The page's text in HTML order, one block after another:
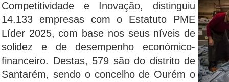
Competitividade e Inovação, distinguiu
14.133 empresas com o Estatuto PME
Líder 2025, com base nos seus níveis de
solidez e de desempenho económico-
financeiro. Destas, 579 são do distrito de
Santarém, sendo o concelho de Ourém o